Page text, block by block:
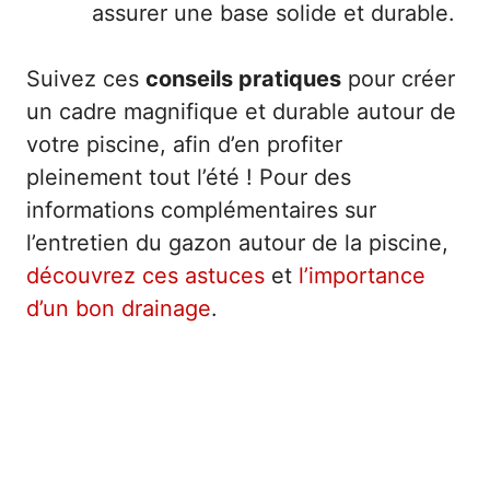
assurer une base solide et durable.
Suivez ces conseils pratiques pour créer
un cadre magnifique et durable autour de
votre piscine, afin d’en profiter
pleinement tout l’été ! Pour des
informations complémentaires sur
l’entretien du gazon autour de la piscine,
découvrez ces astuces et l’importance
d’un bon drainage.